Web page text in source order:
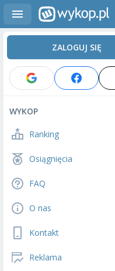
ZALOGUJ SIĘ
WYKOP
Ranking
Osiągnięcia
FAQ
O nas
Kontakt
Reklama